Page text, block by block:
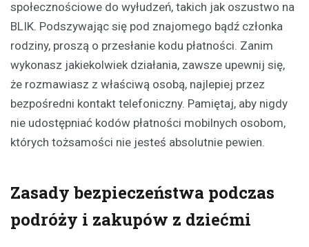
społecznościowe do wyłudzeń, takich jak oszustwo na
BLIK. Podszywając się pod znajomego bądź członka
rodziny, proszą o przesłanie kodu płatności. Zanim
wykonasz jakiekolwiek działania, zawsze upewnij się,
że rozmawiasz z właściwą osobą, najlepiej przez
bezpośredni kontakt telefoniczny. Pamiętaj, aby nigdy
nie udostępniać kodów płatności mobilnych osobom,
których tożsamości nie jesteś absolutnie pewien.
Zasady bezpieczeństwa podczas
podróży i zakupów z dziećmi